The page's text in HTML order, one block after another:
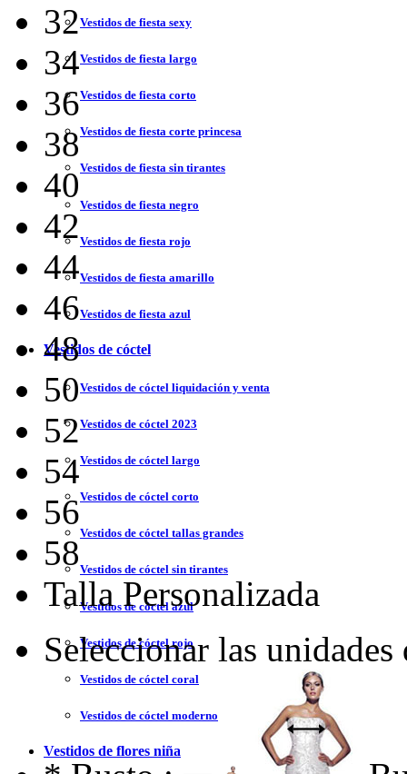
Vestidos de fiesta sexy
Vestidos de fiesta largo
Vestidos de fiesta corto
Vestidos de fiesta corte princesa
Vestidos de fiesta sin tirantes
Vestidos de fiesta negro
Vestidos de fiesta rojo
Vestidos de fiesta amarillo
Vestidos de fiesta azul
Vestidos de cóctel
Vestidos de cóctel liquidación y venta
Vestidos de cóctel 2023
Vestidos de cóctel largo
Vestidos de cóctel corto
Vestidos de cóctel tallas grandes
Vestidos de cóctel sin tirantes
Vestidos de cóctel azul
Vestidos de cóctel rojo
Vestidos de cóctel coral
Vestidos de cóctel moderno
Vestidos de flores niña
32
34
36
38
40
42
44
46
48
50
52
54
56
58
Talla Personalizada
Seleccionar las